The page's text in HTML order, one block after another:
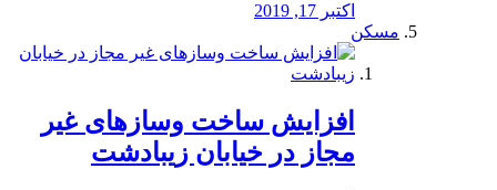
اکتبر 17, 2019
مسکن
افزایش ساخت وسازهای غیر
مجاز در خیابان زیبادشت